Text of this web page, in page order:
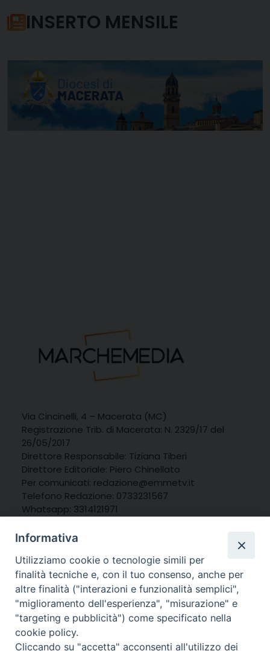
INSERTO MENSILE
Via Cincinelli, 4 – Macerata (MC)
Registrazione Trib. di Macerata: N. 2329/17 del
26/05/2017
Direttore Responsabile: Tiziana Tiberi
Direttore Editoriale: Piero Chinellato
Per comunicati: redazione@emmetv.it
Telefono Redazione: 0733231567
Whatsapp: 3314121971
Informativa
Utilizziamo cookie o tecnologie simili per
finalità tecniche e, con il tuo consenso, anche per
altre finalità ("interazioni e funzionalità semplici",
"miglioramento dell'esperienza", "misurazione" e
"targeting e pubblicità") come specificato nella
cookie policy.
Cliccando su "accetta" acconsenti all'utilizzo dei